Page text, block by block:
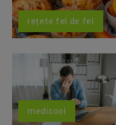
rețete fel de fel
medicool